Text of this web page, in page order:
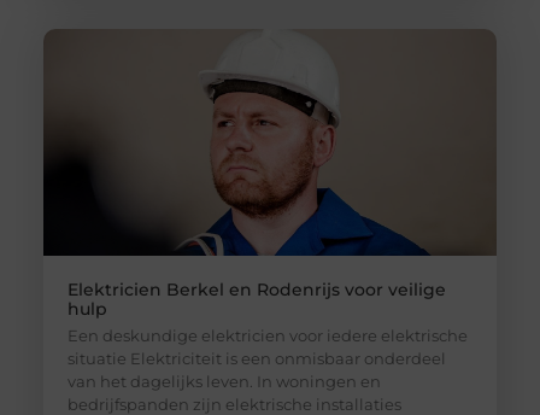
Elektricien Berkel en Rodenrijs voor veilige
hulp
Een deskundige elektricien voor iedere elektrische
situatie Elektriciteit is een onmisbaar onderdeel
van het dagelijks leven. In woningen en
bedrijfspanden zijn elektrische installaties